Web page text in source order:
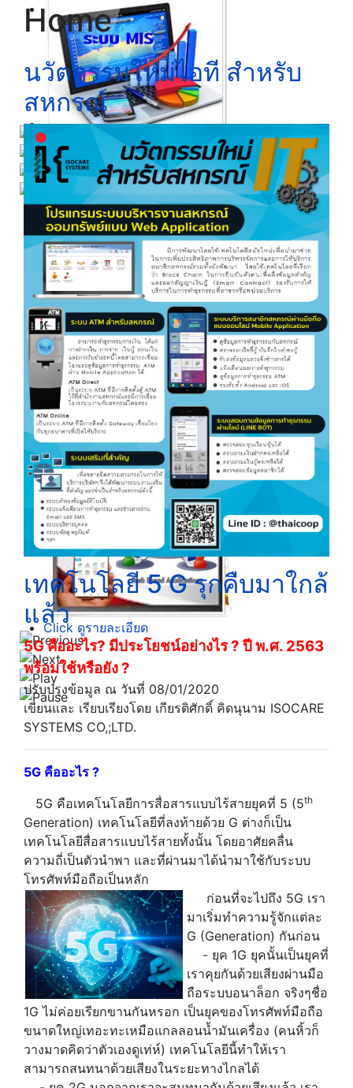
Click ดูรายละเอียด
Click ดูรายละเอียด
Click ดูรายละเอียด
Click ดูรายละเอียด
Click ดูรายละเอียด
Home
นวัตกรรมใหม่ไอที สำหรับ
สหกรณ์
เทคโนโลยี 5 G รุกคืบมาใกล้
แล้ว
5Gคืออะไร? มีประโยชน์อย่างไร?ปี พ.ศ. 2563
พร้อมใช้หรือยัง?
ปรับปรุงข้อมูล ณ วันที่ 08/01/2020
เขียนและ เรียบเรียงโดย เกียรติศักดิ์ คิดนุนาม ISOCARE
SYSTEMS CO,;LTD.
5G คืออะไร ?
5G คือเทคโนโลยีการสื่อสารแบบไร้สายยุคที่ 5 (5th
Generation) เทคโนโลยีที่ลงท้ายด้วย G ต่างก็เป็น
เทคโนโลยีสื่อสารแบบไร้สายทั้งนั้น โดยอาศัยคลื่น
ความถี่เป็นตัวนำพา และที่ผ่านมาได้นำมาใช้กับระบบ
โทรศัพท์มือถือเป็นหลัก
ก่อนที่จะไปถึง 5G เรา
มาเริ่มทำความรู้จักแต่ละ
G (Generation) กันก่อน
- ยุค 1G ยุคนั้นเป็นยุคที่
เราคุยกันด้วยเสียงผ่านมือ
ถือระบบอนาล็อก จริงๆชื่อ
1G ไม่ค่อยเรียกขานกันหรอก เป็นยุคของโทรศัพท์มือถือ
ขนาดใหญ่เทอะทะเหมือแกลลอนน้ำมันเครื่อง (คนหิ้วก็
วางมาดคิดว่าตัวเองดูเท่ห์) เทคโนโลยีนี้ทำให้เรา
สามารถสนทนาด้วยเสียงในระยะทางไกลได้